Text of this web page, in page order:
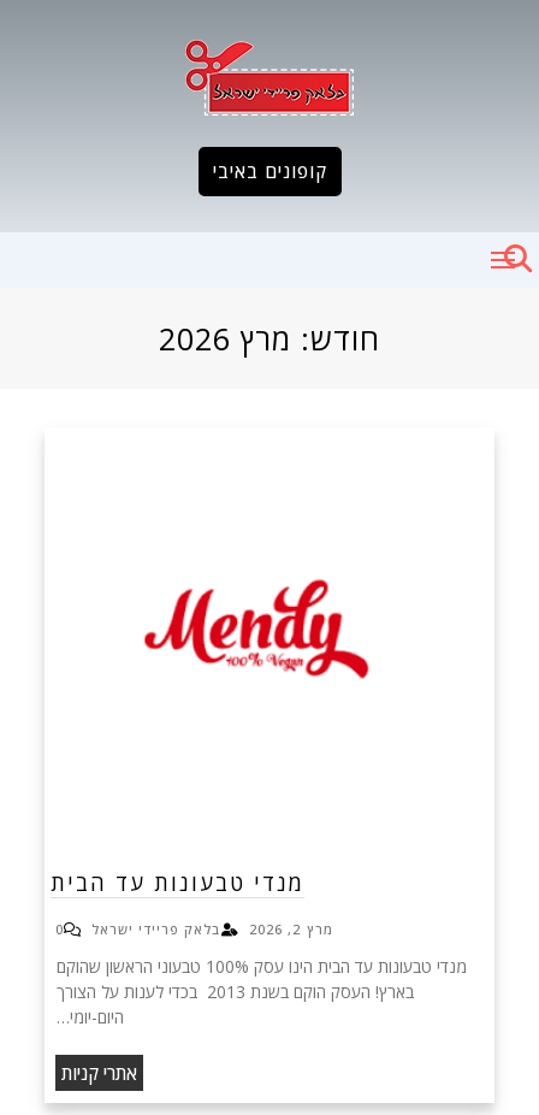
קופונים באיבי
חודש: מרץ 2026
מנדי טבעונות עד הבית
מרץ 2, 2026 בלאק פריידי ישראל 0
מנדי טבעונות עד הבית הינו עסק 100% טבעוני הראשון שהוקם
בארץ! העסק הוקם בשנת 2013 בכדי לענות על הצורך
היום-יומי…
אתרי קניות